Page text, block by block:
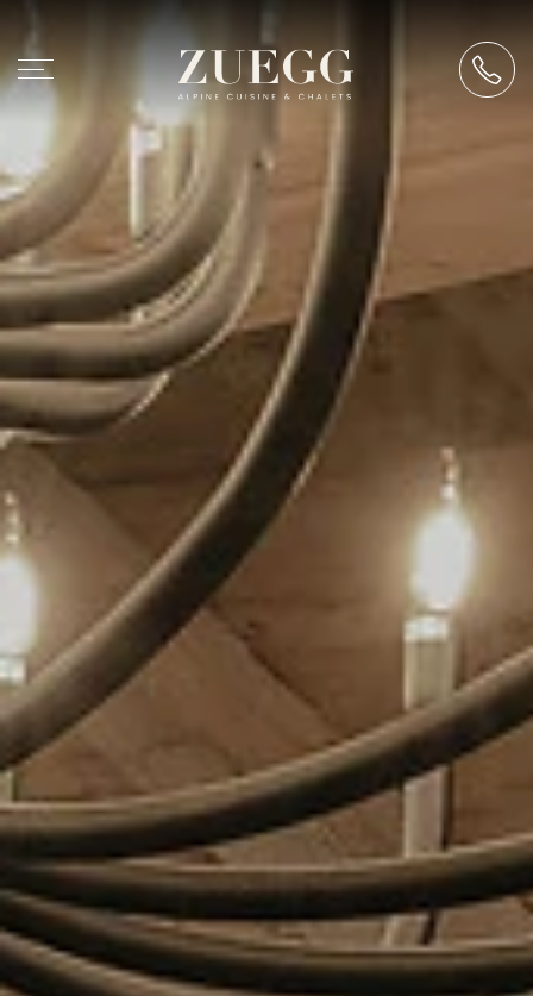
Chalet Zuegg
Wohnen
Alpine Cuisine
Restaurant
Genusskonzept
Events
Erleben
FOTOGALERIE
UNSER PARTNERHOTEL